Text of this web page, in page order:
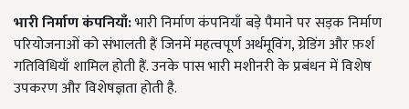
भारी निर्माण कंपनियाँ:भारी निर्माण कंपनियाँ बड़े पैमाने पर सड़क निर्माण
परियोजनाओं को संभालती हैं जिनमें महत्वपूर्ण अर्थमूविंग, ग्रेडिंग और फ़र्श
गतिविधियाँ शामिल होती हैं. उनके पास भारी मशीनरी के प्रबंधन में विशेष
उपकरण और विशेषज्ञता होती है.